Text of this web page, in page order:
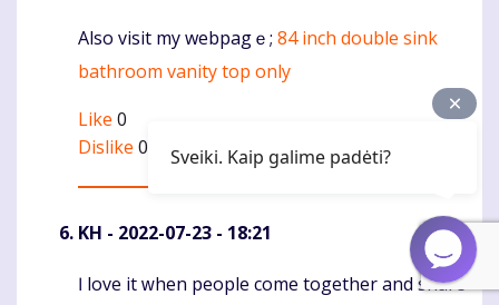
Also visit my webpagｅ; 84 inch double sink
bathroom vanity top only
Like 0
Dislike 0
KH - 2022-07-23 - 18:21
Komentaras
Ӏ love іt ᴡhen people сome together and share
Sveiki. Kaip galime padėti?